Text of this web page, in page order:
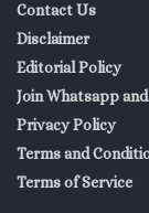
Contact Us
Disclaimer
Editorial Policy
Join Whatsapp
Privacy Policy
Terms and
Terms of Service